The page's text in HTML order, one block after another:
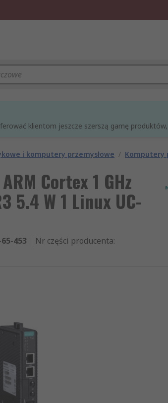
klientom jeszcze szerszą gamę
i komputery przemysłowe / Komputery
Cortex 1 GHz
5.4 W 1 Linux UC-
453 Nr części producenta: